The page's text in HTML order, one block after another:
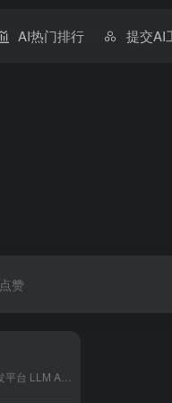
AI热门排行 提交AI
点赞